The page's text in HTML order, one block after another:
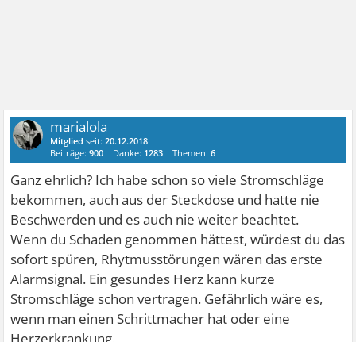
marialola
Mitglied seit:20.12.2018
Beiträge:900 Danke: 1283 Themen:6
Ganz ehrlich? Ich habe schon so viele Stromschläge
bekommen, auch aus der Steckdose und hatte nie
Beschwerden und es auch nie weiter beachtet.
Wenn du Schaden genommen hättest, würdest du das
sofort spüren, Rhytmusstörungen wären das erste
Alarmsignal. Ein gesundes Herz kann kurze
Stromschläge schon vertragen. Gefährlich wäre es,
wenn man einen Schrittmacher hat oder eine